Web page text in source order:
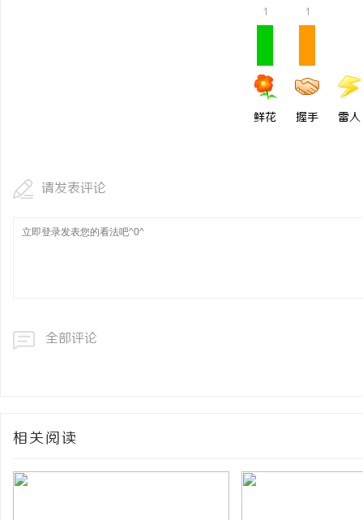
1
鲜花
1
握手 雷人
请发表评论
全部评论
相关阅读